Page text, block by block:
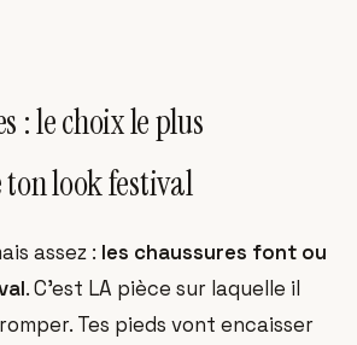
: le choix le plus
look festival
assez : les chaussures font ou
. C'est LA pièce sur laquelle il
Tes pieds vont encaisser